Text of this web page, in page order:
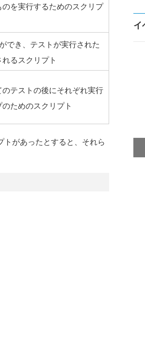
を実行するためのスクリプ
でき、テストが実行された
るスクリプト
テストの後にそれぞれ実行
ためのスクリプト
があったとすると、それら
イ